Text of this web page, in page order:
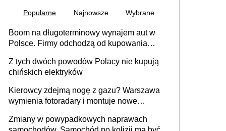
Popularne Najnowsze Wybrane
Boom na długoterminowy wynajem aut w
Polsce. Firmy odchodzą od kupowania
Z tych dwóch powodów Polacy nie kupują
chińskich elektryków
Kierowcy zdejmą nogę z gazu? Warszawa
wymienia fotoradary i montuje nowe
Zmiany w powypadkowych naprawach